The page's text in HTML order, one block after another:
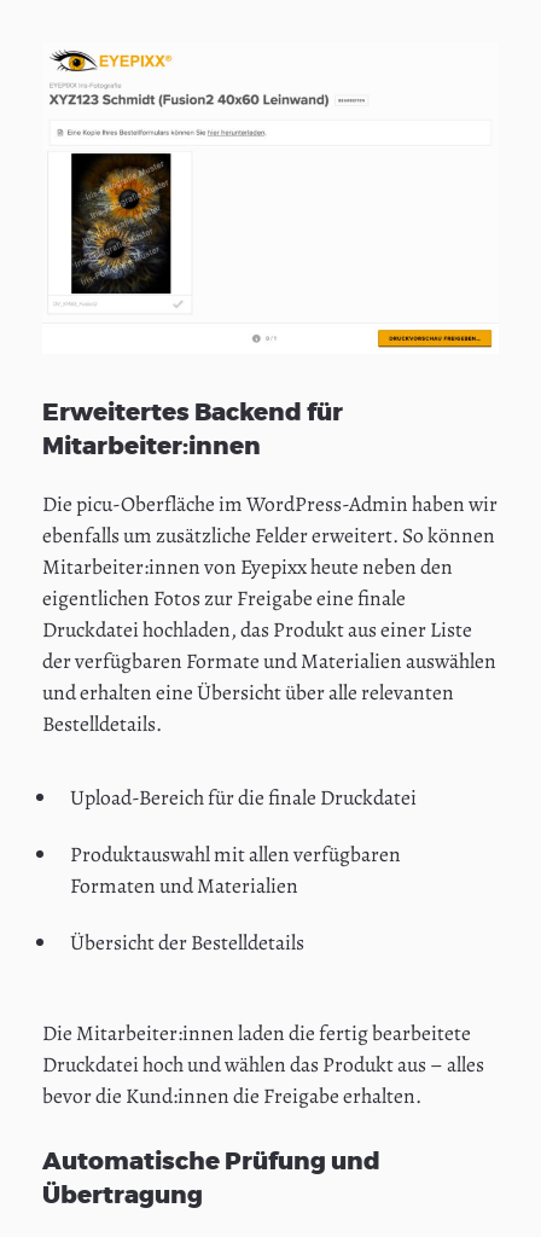
Erweitertes Backend für
Mitarbeiter:innen
Die picu-Oberfläche im WordPress-Admin haben wir
ebenfalls um zusätzliche Felder erweitert. So können
Mitarbeiter:innen von Eyepixx heute neben den
eigentlichen Fotos zur Freigabe eine finale
Druckdatei hochladen, das Produkt aus einer Liste
der verfügbaren Formate und Materialien auswählen
und erhalten eine Übersicht über alle relevanten
Bestelldetails.
Upload-Bereich für die finale Druckdatei
Produktauswahl mit allen verfügbaren
Formaten und Materialien
Übersicht der Bestelldetails
Die Mitarbeiter:innen laden die fertig bearbeitete
Druckdatei hoch und wählen das Produkt aus – alles
bevor die Kund:innen die Freigabe erhalten.
Automatische Prüfung und
Übertragung